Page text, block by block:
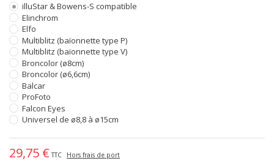
illuStar & Bowens-S compatible
Elinchrom
Elfo
Multiblitz (baïonnette type P)
Multiblitz (baïonnette type V)
Broncolor (ø8cm)
Broncolor (ø6,6cm)
Balcar
ProFoto
Falcon Eyes
Universel de ø8,8 à ø15cm
29,75 € TTC Hors frais de port